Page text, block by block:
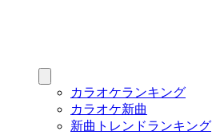
カラオケランキング
カラオケ新曲
新曲トレンドランキング